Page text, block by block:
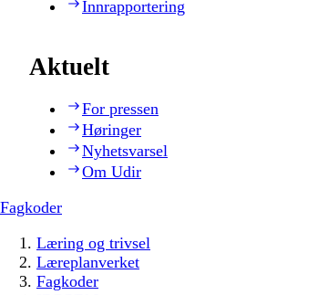
Innrapportering
Aktuelt
For pressen
Høringer
Nyhetsvarsel
Om Udir
Fagkoder
Læring og trivsel
Læreplanverket
Fagkoder